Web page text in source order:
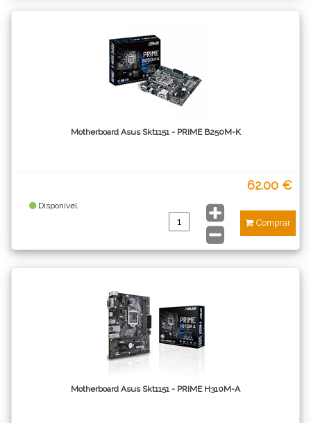
Motherboard Asus Skt1151 - PRIME B250M-K
62.00 €
Disponível
Comprar
Motherboard Asus Skt1151 - PRIME H310M-A